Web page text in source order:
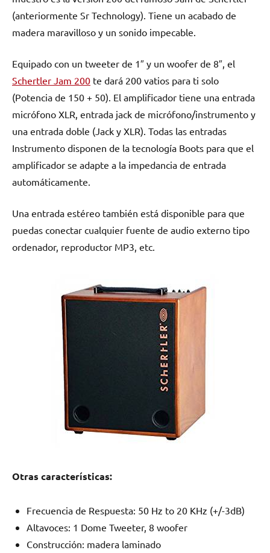
(anteriormente Sr Technology). Tiene un acabado de
madera maravilloso y un sonido impecable.
Equipado con un tweeter de 1″ y un woofer de 8″, el
Schertler Jam 200 te dará 200 vatios para ti solo
(Potencia de 150 + 50). El amplificador tiene una entrada
micrófono XLR, entrada jack de micrófono/instrumento y
una entrada doble (Jack y XLR). Todas las entradas
Instrumento disponen de la tecnología Boots para que el
amplificador se adapte a la impedancia de entrada
automáticamente.
Una entrada estéreo también está disponible para que
puedas conectar cualquier fuente de audio externo tipo
ordenador, reproductor MP3, etc.
Otras características:
Frecuencia de Respuesta: 50 Hz to 20 KHz (+/-3dB)
Altavoces: 1 Dome Tweeter, 8 woofer
Construcción: madera laminado